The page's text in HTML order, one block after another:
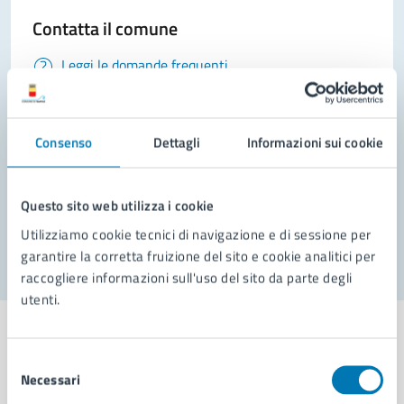
Consenso Dettagli Informazioni sui cookie
Questo sito web utilizza i cookie
Utilizziamo cookie tecnici di navigazione e di sessione per
garantire la corretta fruizione del sito e cookie analitici per
raccogliere informazioni sull'uso del sito da parte degli
utenti.
delNecessari
Contatta il comune
Leggi le domande frequenti
Prenota appuntamento